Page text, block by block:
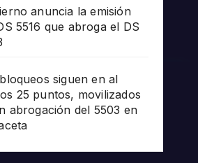
anuncia la emisión
5516 que abroga el DS
siguen en al
25 puntos, movilizados
abrogación del 5503 en